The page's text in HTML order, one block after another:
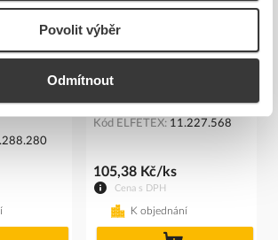
Povolit výběr
Odmítnout
3SU1550-
kovová
SIEMENS Kontakt
3SU1400-1AA10-1BA0
Kód ELFETEX 11.227.568
Cena s DPH
105,38 Kč/ks
K objednání